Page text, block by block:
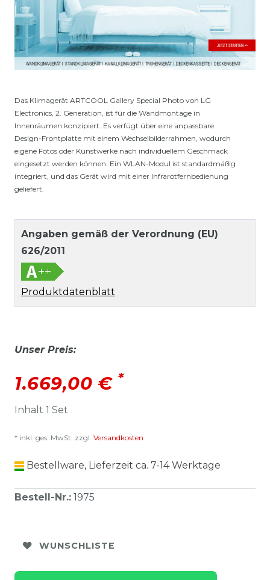
Das Klimagerät ARTCOOL Gallery Special Photo von LG
Electronics, 2. Generation, ist für die Wandmontage in
Innenräumen konzipiert. Es verfügt über eine anpassbare
Design-Frontplatte mit einem Wechselbilderrahmen, wodurch
eigene Fotos oder Kunstwerke nach individuellem Geschmack
eingesetzt werden können. Ein WLAN-Modul ist standardmäßig
integriert, und das Gerät wird mit einer Infrarotfernbedienung
geliefert.
Angaben gemäß der Verordnung (EU)
626/2011
Produktdatenblatt
Unser Preis:
1.669,00 € *
Inhalt 1 Set
* inkl. ges. MwSt. zzgl. Versandkosten
Bestellware, Lieferzeit ca. 7-14 Werktage
Bestell-Nr.: 1975
WUNSCHLISTE